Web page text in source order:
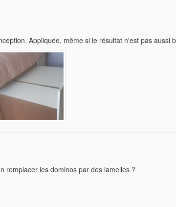
Appliquée, même si le résultat n'est pas aussi
remplacer les dominos par des lamelles ?